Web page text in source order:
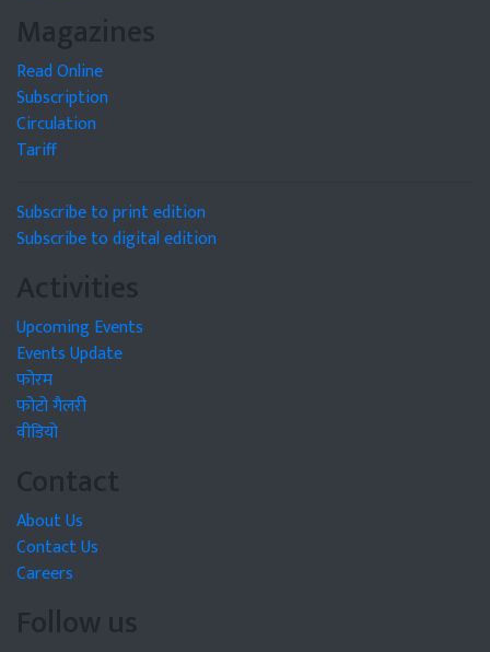
Magazines
Read Online
Subscription
Circulation
Tariff
Subscribe to print edition
Subscribe to digital edition
Activities
Upcoming Events
Events Update
फोरम
फोटो गैलरी
वीडियो
Contact
About Us
Contact Us
Careers
Follow us